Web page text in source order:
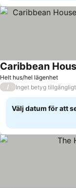
Helt hus/hel lägenhet
/ Inget betyg tillgängligt
Välj datum för att